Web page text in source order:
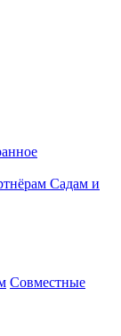
Садам и
Совместные